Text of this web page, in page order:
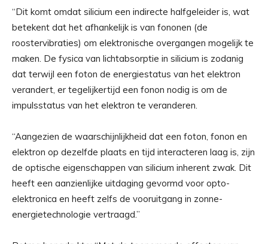
“Dit komt omdat silicium een ​​indirecte halfgeleider is, wat
betekent dat het afhankelijk is van fononen (de
roostervibraties) om elektronische overgangen mogelijk te
maken. De fysica van lichtabsorptie in silicium is zodanig
dat terwijl een foton de energiestatus van het elektron
verandert, er tegelijkertijd een fonon nodig is om de
impulsstatus van het elektron te veranderen.
“Aangezien de waarschijnlijkheid dat een foton, fonon en
elektron op dezelfde plaats en tijd interacteren laag is, zijn
de optische eigenschappen van silicium inherent zwak. Dit
heeft een aanzienlijke uitdaging gevormd voor opto-
elektronica en heeft zelfs de vooruitgang in zonne-
energietechnologie vertraagd.”